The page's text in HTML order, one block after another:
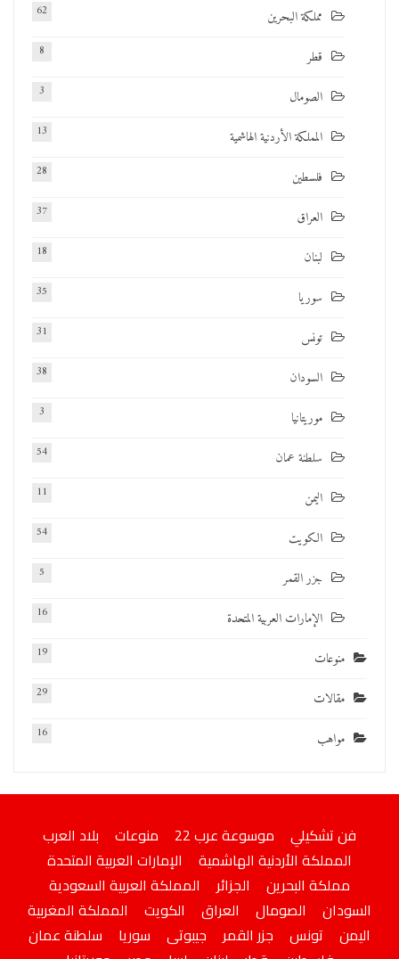
مملكة البحرين 62
قطر 8
الصومال 3
المملكة الأردنية الهاشمية 13
فلسطين 28
العراق 37
لبنان 18
سوريا 35
تونس 31
السودان 38
موريتانيا 3
سلطنة عمان 54
اليمن 11
الكويت 54
جزر القمر 5
الإمارات العربية المتحدة 16
منوعات 19
مقالات 29
مواهب 16
فن تشكيلي موسوعة عرب 22 منوعات
بلاد العرب
المملكة الأردنية الهاشمية
الإمارات العربية المتحدة
مملكة البحرين
الجزائر
المملكة العربية السعودية
السودان
الصومال العراق الكويت
المملكة المغربية
اليمن
تونس جزر القمر جيبوتى سوريا
سلطنة عمان